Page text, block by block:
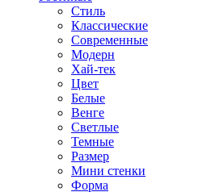
Стиль
Классические
Современные
Модерн
Хай-тек
Цвет
Белые
Венге
Светлые
Темные
Размер
Мини стенки
Форма